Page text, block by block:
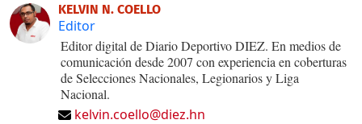
KELVIN N. COELLO
Editor
Editor digital de Diario Deportivo DIEZ. En medios de
comunicación desde 2007 con experiencia en coberturas
de Selecciones Nacionales, Legionarios y Liga
Nacional.
kelvin.coello@diez.hn